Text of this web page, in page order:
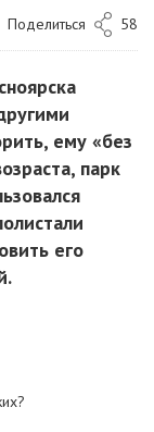
Поделиться 58
ему «без
парк
его